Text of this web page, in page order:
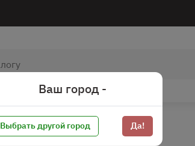
Ваш город -
Выбрать другой город Да!